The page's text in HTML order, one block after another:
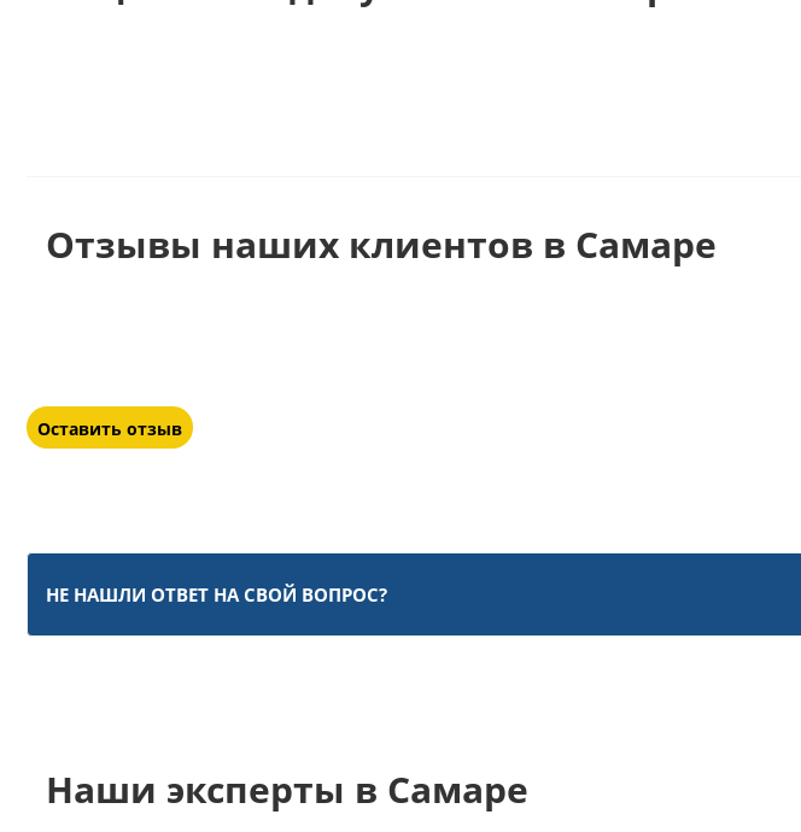
Отзывы наших клиентов в Самаре
Оставить отзыв
НЕ НАШЛИ ОТВЕТ НА СВОЙ ВОПРОС?
Наши эксперты в Самаре